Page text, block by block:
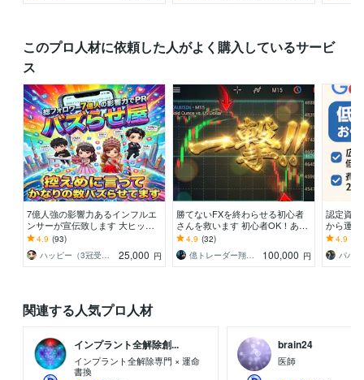
このプロ人材に依頼した人がよく購入しているサービ
ス
7億人強の影響力あるインフルエ
ンサーが宣伝致します 大ヒット
商品多数/1000万再生/ココナラ三
冠/PR・集客
4.9 (93)
ハッピー（3冠受賞・国家資格保有）
25,000 円
勝てないFXを終わらせる初心者
さんを救います 初心者OK！ある
サインとチョメチョメで負けにく
いトレード設計
4.9 (32)
億トレーダー翔【FXトレーダー】
100,000 円
認定資
から運
用が月2
定は残
4.9
パパ
関連する人気プロ人材
インプラント全解除創...
インプラント全解除専門 × 運命
書換
brain24
医師